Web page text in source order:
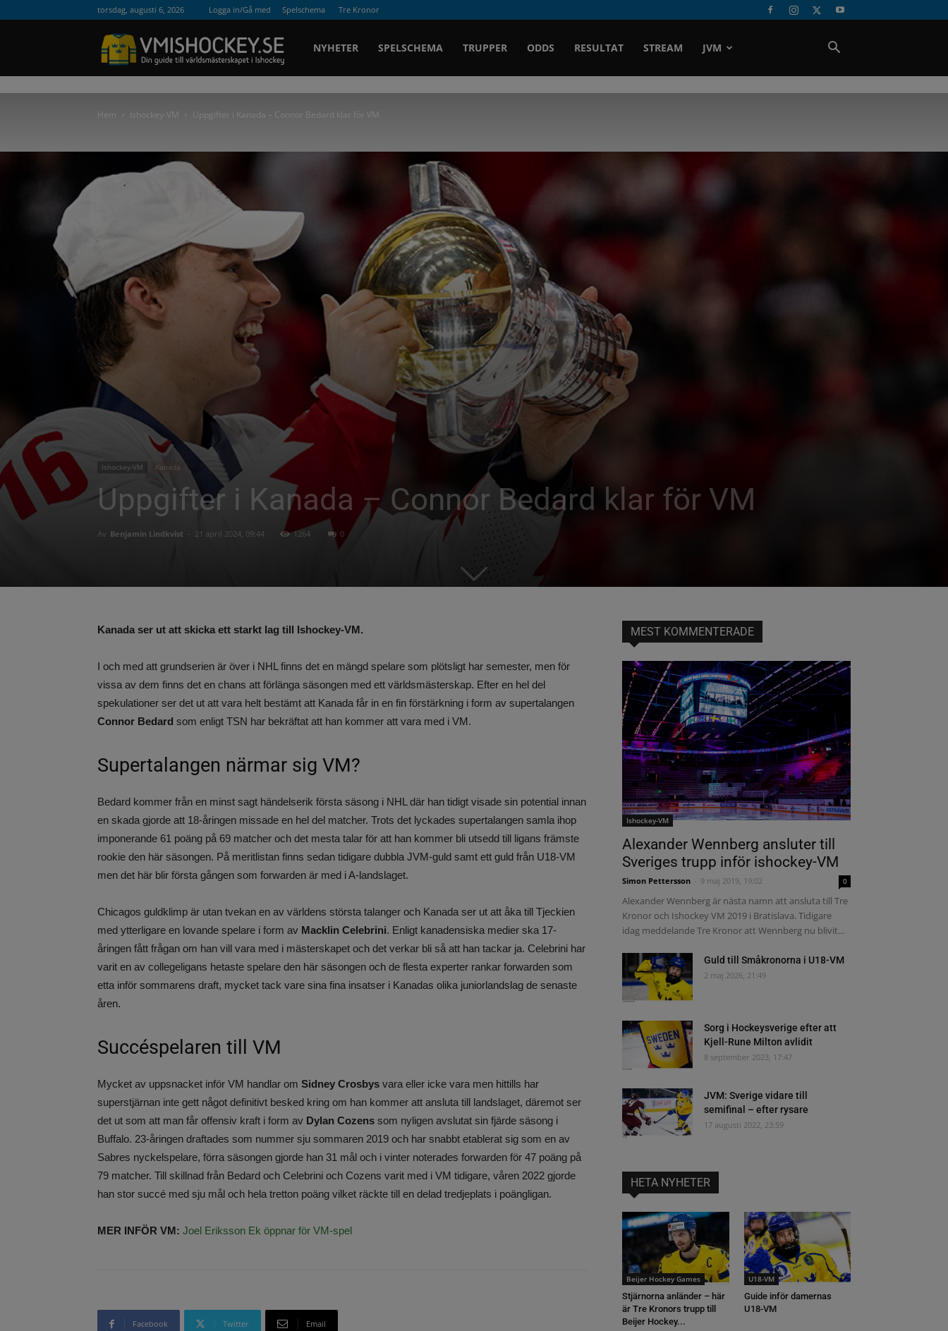
torsdag, augusti 6, 2026 Logga in/Gå med Spelschema Tre Kronor
VMIshockey.se
NYHETER SPELSCHEMA TRUPPER ODDS RESULTAT STREAM JVM
Hem Ishockey-VM Uppgifter i Kanada – Connor Bedard klar för VM
Ishockey-VM Kanada
Uppgifter i Kanada – Connor Bedard klar för VM
Av Benjamin Lindkvist - 21 april 2024, 09:44 1264 0
Kanada ser ut att skicka ett starkt lag till Ishockey-VM.
I och med att grundserien är över i NHL finns det en mängd spelare som plötsligt har semester, men för
vissa av dem finns det en chans att förlänga säsongen med ett världsmästerskap. Efter en hel del
spekulationer ser det ut att vara helt bestämt att Kanada får in en fin förstärkning i form av supertalangen
Connor Bedard som enligt TSN har bekräftat att han kommer att vara med i VM.
Supertalangen närmar sig VM?
Bedard kommer från en minst sagt händelserik första säsong i NHL där han tidigt visade sin potential innan
en skada gjorde att 18-åringen missade en hel del matcher. Trots det lyckades supertalangen samla ihop
imponerande 61 poäng på 69 matcher och det mesta talar för att han kommer bli utsedd till ligans främste
rookie den här säsongen. På meritlistan finns sedan tidigare dubbla JVM-guld samt ett guld från U18-VM
men det här blir första gången som forwarden är med i A-landslaget.
Chicagos guldklimp är utan tvekan en av världens största talanger och Kanada ser ut att åka till Tjeckien
med ytterligare en lovande spelare i form av Macklin Celebrini. Enligt kanadensiska medier ska 17-
åringen fått frågan om han vill vara med i mästerskapet och det verkar bli så att han tackar ja. Celebrini har
varit en av collegeligans hetaste spelare den här säsongen och de flesta experter rankar forwarden som
etta inför sommarens draft, mycket tack vare sina fina insatser i Kanadas olika juniorlandslag de senaste
åren.
Succéspelaren till VM
Mycket av uppsnacket inför VM handlar om Sidney Crosbys vara eller icke vara men hittills har
superstjärnan inte gett något definitivt besked kring om han kommer att ansluta till landslaget, däremot ser
det ut som att man får offensiv kraft i form av Dylan Cozens som nyligen avslutat sin fjärde säsong i
Buffalo. 23-åringen draftades som nummer sju sommaren 2019 och har snabbt etablerat sig som en av
Sabres nyckelspelare, förra säsongen gjorde han 31 mål och i vinter noterades forwarden för 47 poäng på
79 matcher. Till skillnad från Bedard och Celebrini och Cozens varit med i VM tidigare, våren 2022 gjorde
han stor succé med sju mål och hela tretton poäng vilket räckte till en delad tredjeplats i poängligan.
MER INFÖR VM: Joel Eriksson Ek öppnar för VM-spel
Facebook Twitter Email
MEST KOMMENTERADE
Ishockey-VM
Alexander Wennberg ansluter till
Sveriges trupp inför ishockey-VM
Simon Pettersson 9 maj 2019, 19:02 0
Alexander Wennberg är nästa namn att ansluta till Tre
Kronor och Ishockey VM 2019 i Bratislava. Tidigare
idag meddelande Tre Kronor att Wennberg nu blivit...
Guld till Småkronorna i U18-VM
2 maj 2026, 21:49
Sorg i Hockeysverige efter att
Kjell-Rune Milton avlidit
8 september 2023, 17:47
JVM: Sverige vidare till
semifinal – efter rysare
17 augusti 2022, 23:59
HETA NYHETER
Beijer Hockey Games
Stjärnorna anländer – här
är Tre Kronors trupp till
Beijer Hockey...
U18-VM
Guide inför damernas
U18-VM